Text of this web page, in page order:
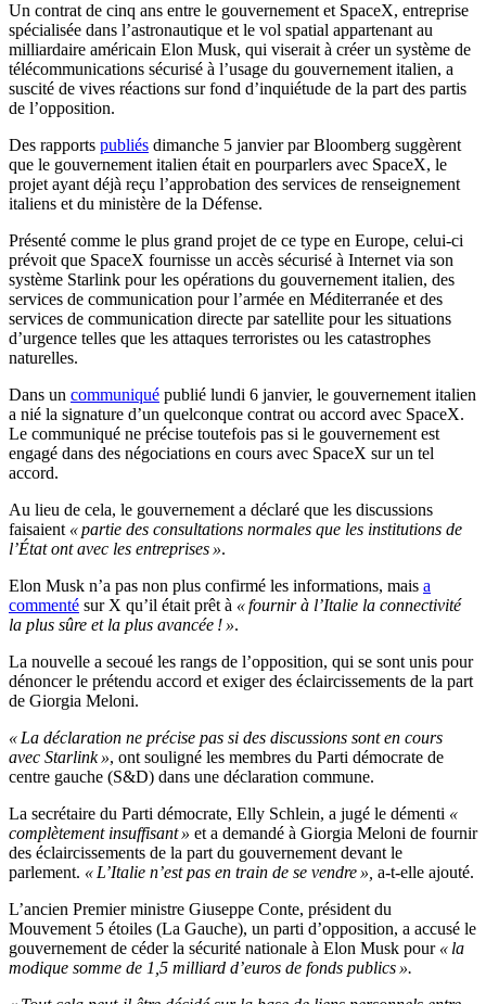
Un contrat de cinq ans entre le gouvernement et SpaceX, entreprise
spécialisée dans l’astronautique et le vol spatial appartenant au
milliardaire américain Elon Musk, qui viserait à créer un système de
télécommunications sécurisé à l’usage du gouvernement italien, a
suscité de vives réactions sur fond d’inquiétude de la part des partis
de l’opposition.
Des rapports publiés dimanche 5 janvier par Bloomberg suggèrent
que le gouvernement italien était en pourparlers avec SpaceX, le
projet ayant déjà reçu l’approbation des services de renseignement
italiens et du ministère de la Défense.
Présenté comme le plus grand projet de ce type en Europe, celui-ci
prévoit que SpaceX fournisse un accès sécurisé à Internet via son
système Starlink pour les opérations du gouvernement italien, des
services de communication pour l’armée en Méditerranée et des
services de communication directe par satellite pour les situations
d’urgence telles que les attaques terroristes ou les catastrophes
naturelles.
Dans un communiqué publié lundi 6 janvier, le gouvernement italien
a nié la signature d’un quelconque contrat ou accord avec SpaceX.
Le communiqué ne précise toutefois pas si le gouvernement est
engagé dans des négociations en cours avec SpaceX sur un tel
accord.
Au lieu de cela, le gouvernement a déclaré que les discussions
faisaient « partie des consultations normales que les institutions de
l’État ont avec les entreprises ».
Elon Musk n’a pas non plus confirmé les informations, mais a
commenté sur X qu’il était prêt à « fournir à l’Italie la connectivité
la plus sûre et la plus avancée ! ».
La nouvelle a secoué les rangs de l’opposition, qui se sont unis pour
dénoncer le prétendu accord et exiger des éclaircissements de la part
de Giorgia Meloni.
« La déclaration ne précise pas si des discussions sont en cours
avec Starlink », ont souligné les membres du Parti démocrate de
centre gauche (S&D) dans une déclaration commune.
La secrétaire du Parti démocrate, Elly Schlein, a jugé le démenti «
complètement insuffisant » et a demandé à Giorgia Meloni de fournir
des éclaircissements de la part du gouvernement devant le
parlement. « L’Italie n’est pas en train de se vendre », a-t-elle ajouté.
L’ancien Premier ministre Giuseppe Conte, président du
Mouvement 5 étoiles (La Gauche), un parti d’opposition, a accusé le
gouvernement de céder la sécurité nationale à Elon Musk pour « la
modique somme de 1,5 milliard d’euros de fonds publics ».